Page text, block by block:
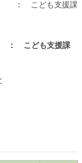
こども支援課
： こども支援課